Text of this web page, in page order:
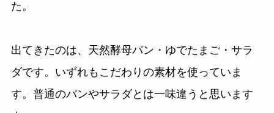
た。
出てきたのは、天然酵母パン・ゆでたまご・サラ
ダです。いずれもこだわりの素材を使っていま
す。普通のパンやサラダとは一味違うと思います